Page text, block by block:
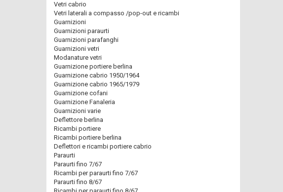
Vetri cabrio
Vetri laterali a compasso /pop-out e ricambi
Guarnizioni
Guarnizioni paraurti
Guarnizioni parafanghi
Guarnizioni vetri
Modanature vetri
Guarnizione portiere berlina
Guarnizione cabrio 1950/1964
Guarnizione cabrio 1965/1979
Guarnizione cofani
Guarnizione Fanaleria
Guarnizioni varie
Deflettore berlina
Ricambi portiere
Ricambi portiere berlina
Deflettori e ricambi portiere cabrio
Paraurti
Paraurti fino 7/67
Ricambi per paraurti fino 7/67
Paraurti fino 8/67